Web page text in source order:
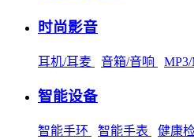
时尚影音
耳机/耳麦 音箱/音响
智能设备
智能手环 智能手表 健康